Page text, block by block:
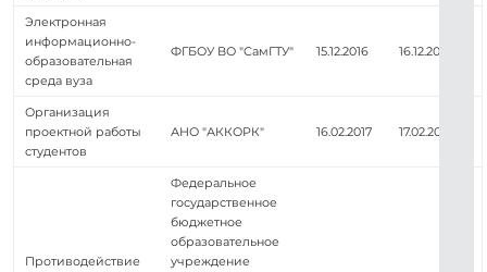
Электронная
информационно-
образовательная
среда вуза
ФГБОУ ВО "СамГТУ" 15.12.2016 16.12.2016
Организация
проектной работы
студентов
АНО "АККОРК" 16.02.2017 17.02.2017
Противодействие
Федеральное
государственное
бюджетное
образовательное
учреждение